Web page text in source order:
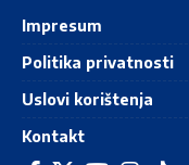
Impresum
Politika privatnosti
Uslovi korištenja
Kontakt